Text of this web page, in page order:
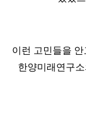
이런 고민들을
한양미래연구